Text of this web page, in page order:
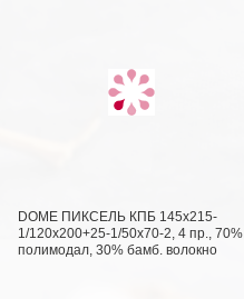
DOME ПИКСЕЛЬ КПБ 145х215-
1/120х200+25-1/50х70-2, 4 пр., 70%
полимодал, 30% бамб. волокно